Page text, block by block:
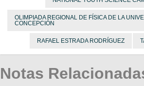
OLIMPIADA REGIONAL DE FÍSICA DE LA
CONCEPCIÓN
RAFAEL ESTRADA RODRÍGUEZ
Notas